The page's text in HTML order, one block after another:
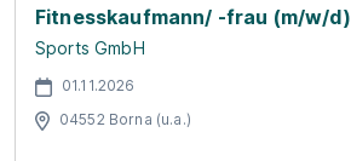
Fitnesskaufmann/ -frau (m/w/d)
Sports GmbH
01.11.2026
04552 Borna (u.a.)